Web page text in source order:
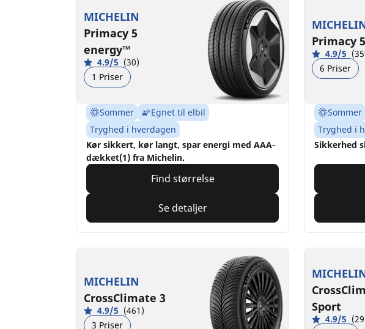
MICHELIN
Primacy 5
energy™
4.9/5 (30)
1 Priser
Sommer
Egnet til elbil
Tryghed i hverdagen
Kør sikkert, kør langt, spar energi med AAA-
dækket(1) fra Michelin.
Find størrelse
Se detaljer
Primacy 5
4.9/5
6 Priser
Sommer
Tryghed i
Sikkerhed
MICHELIN
CrossClimate 3
4.9/5 (461)
3 Priser
Sport
4.9/5